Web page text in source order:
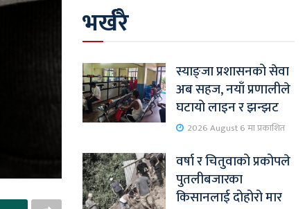
भर्खरै
स्याङ्जा प्रशासनको सेवा
अब सहज, नयाँ प्रणालीले
घटायो लाइन र झन्झट
2026 August 6 मा प्रकाशित
वर्षा र चितुवाको प्रकोपले
पुतलीबजारका
किसानलाई दोहोरो मार